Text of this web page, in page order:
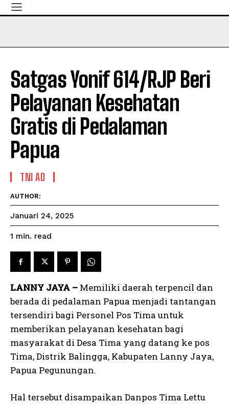
Satgas Yonif 614/RJP Beri
Pelayanan Kesehatan
Gratis di Pedalaman
Papua
TNI AD
AUTHOR:
Januari 24, 2025
1 min. read
LANNY JAYA – Memiliki daerah terpencil dan
berada di pedalaman Papua menjadi tantangan
tersendiri bagi Personel Pos Tima untuk
memberikan pelayanan kesehatan bagi
masyarakat di Desa Tima yang datang ke pos
Tima, Distrik Balingga, Kabupaten Lanny Jaya,
Papua Pegunungan.
Hal tersebut disampaikan Danpos Tima Lettu